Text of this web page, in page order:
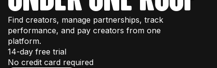
Find creators, manage partnerships, track
performance, and pay creators from one
platform.
14-day free trial
No credit card required